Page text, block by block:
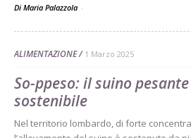
Di Maria Palazzola -
ALIMENTAZIONE 1 Marzo 2025
So-ppeso: il suino
sostenibile
Nel territorio lombardo, di forte